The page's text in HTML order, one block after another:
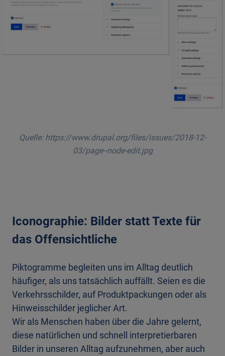
Quelle: https://www.drupal.org/files/issues/2018-12-
03/page--node-edit.jpg
Iconographie: Bilder statt Texte für
das Offensichtliche
Piktogramme begleiten uns im Alltag deutlich
häufiger, als uns tatsächlich auffällt. Seien es die
Verkehrsschilder, auf Produktpackungen oder als
Hinweisschilder jeglicher Art.
Wir als Menschen haben über die Jahre gelernt,
diese natürlichen und schnell interpretierbaren
Bilder in unseren Alltag aufzunehmen, aber auch